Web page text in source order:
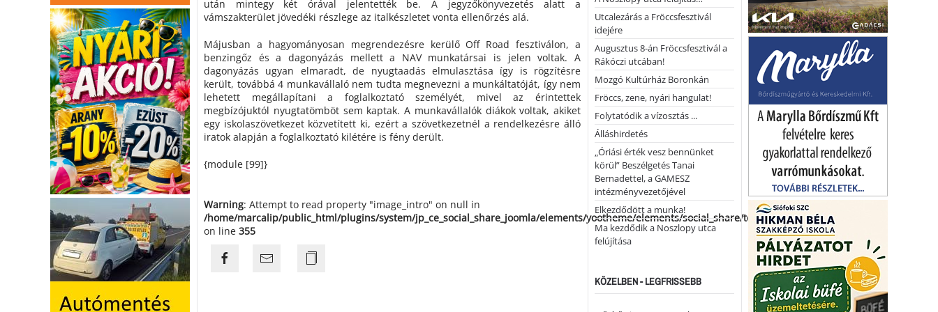
után mintegy két órával jelentették be. A jegyzőkönyvezetés alatt a
vámszakterület jövedéki részlege az italkészletet vonta ellenőrzés alá.
Májusban a hagyományosan megrendezésre kerülő Off Road fesztiválon, a
benzingőz és a dagonyázás mellett a NAV munkatársai is jelen voltak. A
dagonyázás ugyan elmaradt, de nyugtaadás elmulasztása így is rögzítésre
került, továbbá 4 munkavállaló nem tudta megnevezni a munkáltatóját, így nem
lehetett megállapítani a foglalkoztató személyét, mivel az érintettek
megbízójuktól nyugtatömböt sem kaptak. A munkavállalók diákok voltak, akiket
egy iskolaszövetkezet közvetített ki, ezért a szövetkezetnél a rendelkezésre álló
iratok alapján a foglalkoztató kilétére is fény derült.
{module [99]}
Warning: Attempt to read property "image_intro" on null in
/home/marcalip/public_html/plugins/system/jp_ce_social_share_joomla/elements/yootheme/elements/social_share/templates/template.php
on line 355
Utcalezárás a Fröccsfesztivál
idejére
Augusztus 8-án Fröccsfesztivál a
Rákóczi utcában!
Mozgó Kultúrház Boronkán
Fröccs, zene, nyári hangulat!
Folytatódik a vízosztás ...
Álláshirdetés
„Óriási érték vesz bennünket
körül” Beszélgetés Tanai
Bernadettel, a GAMESZ
intézményvezetőjével
Elkezdődött a munka!
Ma kezdődik a Noszlopy utca
felújítása
KÖZELBEN - LEGFRISSEBB